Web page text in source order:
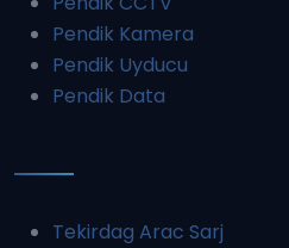
Pendik Kamera
Pendik Uyducu
Pendik Data
Tekirdag Arac Sarj